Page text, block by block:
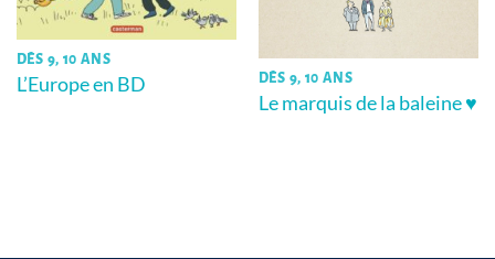
DÈS 9, 10 ANS
L’Europe en BD DÈS 9, 10 ANS
Le marquis de la baleine ♥